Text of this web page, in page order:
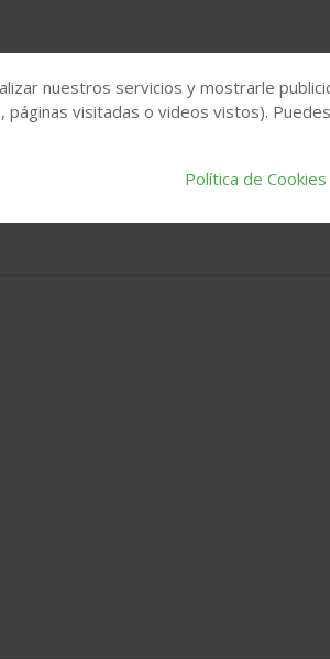
nuestros servicios y mostrarle
visitadas o videos vistos).
Política de Cookies